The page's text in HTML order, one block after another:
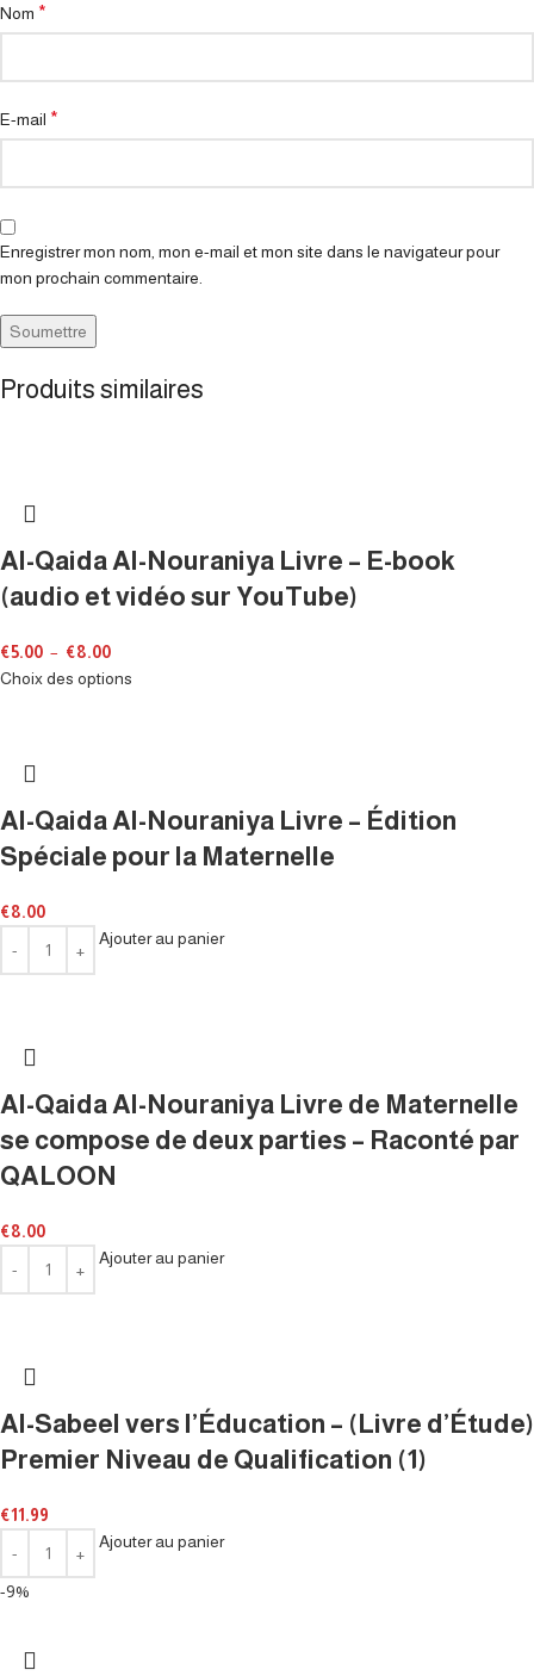
Nom *
E-mail *
Enregistrer mon nom, mon e-mail et mon site dans le navigateur pour
mon prochain commentaire.
Produits similaires
Al-Qaida Al-Nouraniya Livre – E-book
(audio et vidéo sur YouTube)
€5.00 – €8.00
Choix des options
Al-Qaida Al-Nouraniya Livre – Édition
Spéciale pour la Maternelle
€8.00
Ajouter au panier
Al-Qaida Al-Nouraniya Livre de Maternelle
se compose de deux parties – Raconté par
QALOON
€8.00
Ajouter au panier
Al-Sabeel vers l’Éducation – (Livre d’Étude)
Premier Niveau de Qualification (1)
€11.99
Ajouter au panier
-9%